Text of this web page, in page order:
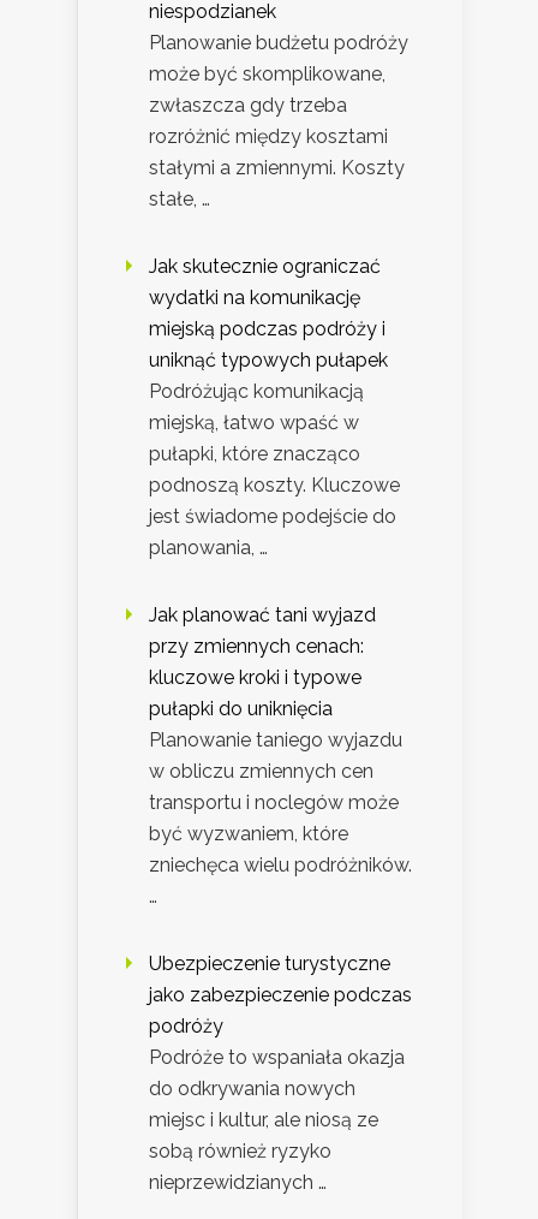
niespodzianek
Planowanie budżetu podróży
może być skomplikowane,
zwłaszcza gdy trzeba
rozróżnić między kosztami
stałymi a zmiennymi. Koszty
stałe, …
Jak skutecznie ograniczać
wydatki na komunikację
miejską podczas podróży i
uniknąć typowych pułapek
Podróżując komunikacją
miejską, łatwo wpaść w
pułapki, które znacząco
podnoszą koszty. Kluczowe
jest świadome podejście do
planowania, …
Jak planować tani wyjazd
przy zmiennych cenach:
kluczowe kroki i typowe
pułapki do uniknięcia
Planowanie taniego wyjazdu
w obliczu zmiennych cen
transportu i noclegów może
być wyzwaniem, które
zniechęca wielu podróżników.
…
Ubezpieczenie turystyczne
jako zabezpieczenie podczas
podróży
Podróże to wspaniała okazja
do odkrywania nowych
miejsc i kultur, ale niosą ze
sobą również ryzyko
nieprzewidzianych …